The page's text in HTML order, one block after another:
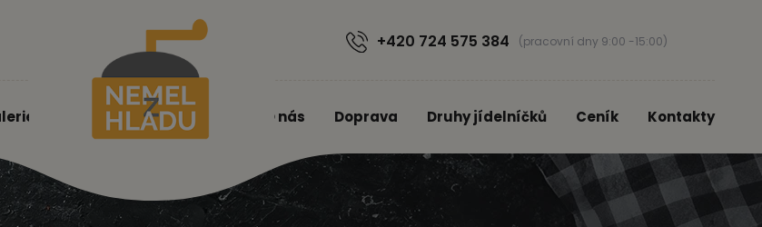
+420 724 575 384 (pracovní dny 9:00 -15:00)
O nás Doprava Druhy jídelníčků Ceník Kontakty